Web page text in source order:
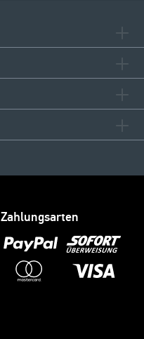
Zahlungsarten